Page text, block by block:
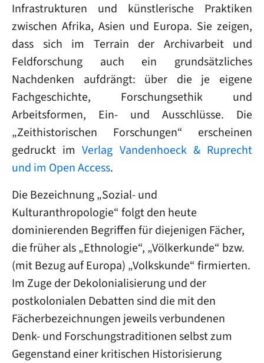
Infrastrukturen und künstlerische Praktiken
zwischen Afrika, Asien und Europa. Sie zeigen,
dass sich im Terrain der Archivarbeit und
Feldforschung auch ein grundsätzliches
Nachdenken aufdrängt: über die je eigene
Fachgeschichte, Forschungsethik und
Arbeitsformen, Ein- und Ausschlüsse. Die
„Zeithistorischen Forschungen“ erscheinen
gedruckt imVerlag Vandenhoeck & Ruprecht
und im Open Access.
Die Bezeichnung „Sozial- und
Kulturanthropologie“ folgt den heute
dominierenden Begriffen für diejenigen Fächer,
die früher als „Ethnologie“, „Völkerkunde“ bzw.
(mit Bezug auf Europa) „Volkskunde“ firmierten.
Im Zuge der Dekolonialisierung und der
postkolonialen Debatten sind die mit den
Fächerbezeichnungen jeweils verbundenen
Denk- und Forschungstraditionen selbst zum
Gegenstand einer kritischen Historisierung